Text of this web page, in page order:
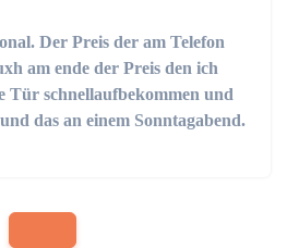
Der Preis der am Telefon
am ende der Preis den ich
Tür schnellaufbekommen und
das an einem Sonntagabend.